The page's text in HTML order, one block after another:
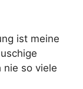
ist meine
nie so viele